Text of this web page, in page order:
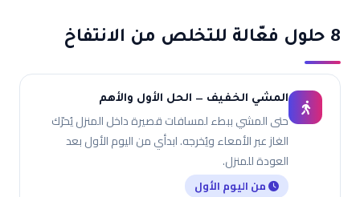
8 حلول فعّالة للتخلص من الانتفاخ
المشي الخفيف — الحل الأول والأهم
حتى المشي ببطء لمسافات قصيرة داخل المنزل يُحرّك
الغاز عبر الأمعاء ويُخرجه. ابدأي من اليوم الأول بعد
العودة للمنزل.
من اليوم الأول